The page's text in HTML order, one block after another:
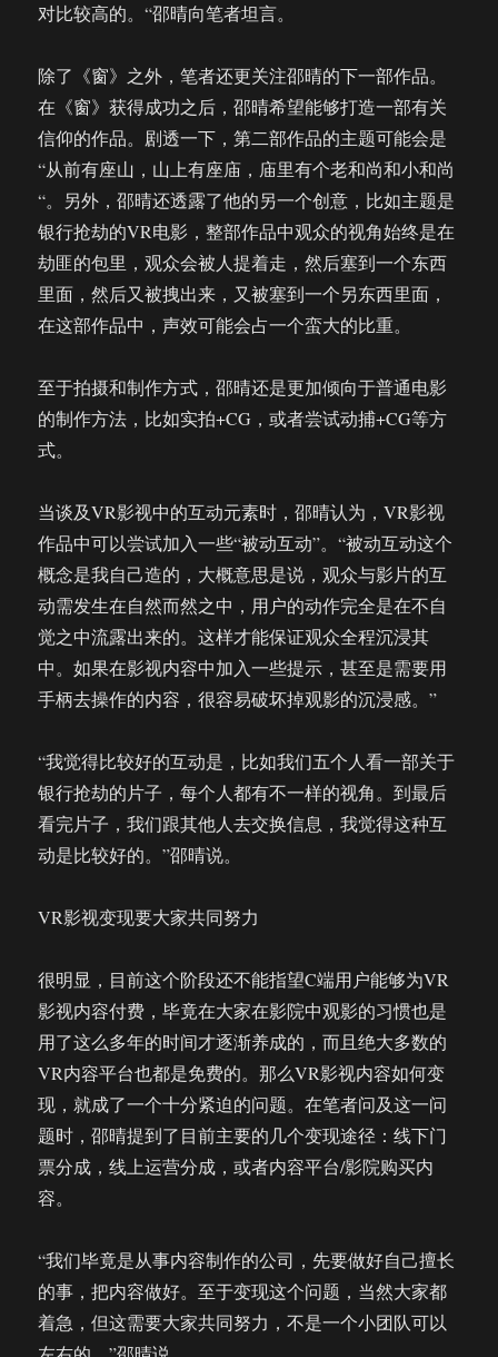
对比较高的。“邵晴向笔者坦言。
除了《窗》之外，笔者还更关注邵晴的下一部作品。
在《窗》获得成功之后，邵晴希望能够打造一部有关
信仰的作品。剧透一下，第二部作品的主题可能会是
“从前有座山，山上有座庙，庙里有个老和尚和小和尚
“。另外，邵晴还透露了他的另一个创意，比如主题是
银行抢劫的VR电影，整部作品中观众的视角始终是在
劫匪的包里，观众会被人提着走，然后塞到一个东西
里面，然后又被拽出来，又被塞到一个另东西里面，
在这部作品中，声效可能会占一个蛮大的比重。
至于拍摄和制作方式，邵晴还是更加倾向于普通电影
的制作方法，比如实拍+CG，或者尝试动捕+CG等方
式。
当谈及VR影视中的互动元素时，邵晴认为，VR影视
作品中可以尝试加入一些“被动互动”。“被动互动这个
概念是我自己造的，大概意思是说，观众与影片的互
动需发生在自然而然之中，用户的动作完全是在不自
觉之中流露出来的。这样才能保证观众全程沉浸其
中。如果在影视内容中加入一些提示，甚至是需要用
手柄去操作的内容，很容易破坏掉观影的沉浸感。”
“我觉得比较好的互动是，比如我们五个人看一部关于
银行抢劫的片子，每个人都有不一样的视角。到最后
看完片子，我们跟其他人去交换信息，我觉得这种互
动是比较好的。”邵晴说。
VR影视变现要大家共同努力
很明显，目前这个阶段还不能指望C端用户能够为VR
影视内容付费，毕竟在大家在影院中观影的习惯也是
用了这么多年的时间才逐渐养成的，而且绝大多数的
VR内容平台也都是免费的。那么VR影视内容如何变
现，就成了一个十分紧迫的问题。在笔者问及这一问
题时，邵晴提到了目前主要的几个变现途径：线下门
票分成，线上运营分成，或者内容平台/影院购买内
容。
“我们毕竟是从事内容制作的公司，先要做好自己擅长
的事，把内容做好。至于变现这个问题，当然大家都
着急，但这需要大家共同努力，不是一个小团队可以